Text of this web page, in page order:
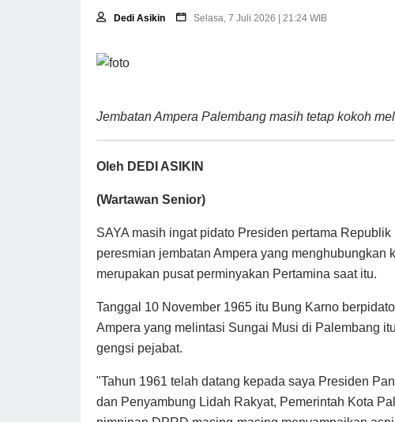
Dedi Asikin Selasa, 7 Juli 2026 | 21:24 WIB
Jembatan Ampera Palembang masih tetap kokoh
Oleh DEDI ASIKIN
(Wartawan Senior)
SAYA masih ingat pidato Presiden pertama
peresmian jembatan Ampera yang menghubungkan
merupakan pusat perminyakan Pertamina saat itu.
Tanggal 10 November 1965 itu Bung Karno
Ampera yang melintasi Sungai Musi di Palembang
gengsi pejabat.
"Tahun 1961 telah datang kepada saya Presiden
dan Penyambung Lidah Rakyat, Pemerintah Kota